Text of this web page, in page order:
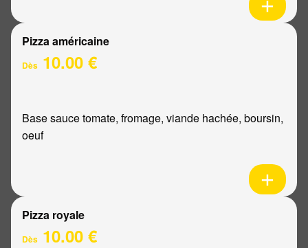
Pizza américaine
Dès 10.00 €
Base sauce tomate, fromage, viande hachée, boursin,
oeuf
Pizza royale
Dès 10.00 €